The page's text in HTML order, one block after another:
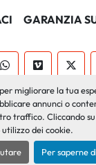
migliorare la tua
annunci o
traffico. Cliccando
dei cookie.
Per saperne
GARANZIA
whatsappvimeo
Systemsito web
le preferenze